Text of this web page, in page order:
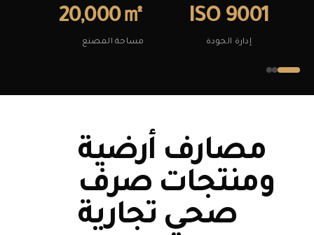
ISO 9001
إدارة الجودة
20,000㎡
مساحة المصنع
مصارف أرضية
ومنتجات صرف
صحي تجارية